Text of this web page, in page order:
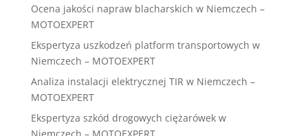
Ocena jakości napraw blacharskich w Niemczech –
MOTOEXPERT
Ekspertyza uszkodzeń platform transportowych w
Niemczech – MOTOEXPERT
Analiza instalacji elektrycznej TIR w Niemczech –
MOTOEXPERT
Ekspertyza szkód drogowych ciężarówek w